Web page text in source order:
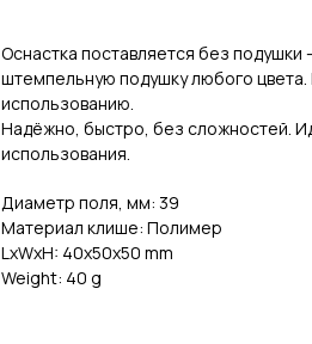
Оснастка поставляется без
штемпельную подушку любого цвета.
использованию.
Надёжно, быстро, без сложностей.
использования.
Диаметр поля, мм: 39
Материал клише: Полимер
LxWxH: 40x50x50 mm
Weight: 40 g